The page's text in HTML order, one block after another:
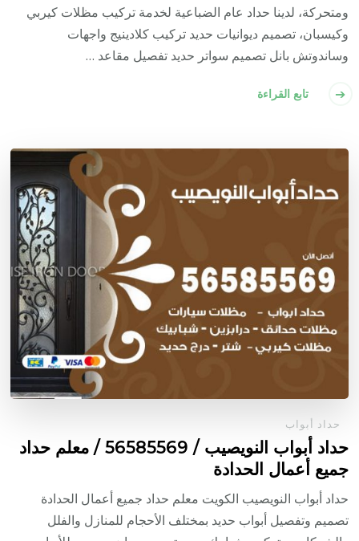
ومتحركة، لدينا حداد عام الضباعية لخدمة تركيب مظلات كيربي
وكيسبان، تصميم ديوانيات حديد تركيب كلادينيج واجهات
وساندوتش بانل تصميم سواتر حديد تفصيل مقاعد …
تابع القراءة
حداد أبواب
حداد أبواب النويصيب / 56585569 / معلم حداد
جميع أعمال الحدادة
حداد أبواب النويصيب الكويت معلم حداد جميع أعمال الحدادة
تصميم وتفصيل أبواب حديد بمختلف الأحجام للمنازل والفلل